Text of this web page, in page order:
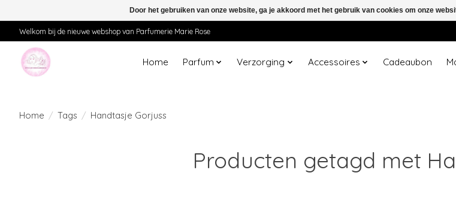
Welkom bij de nieuwe webshop van Parfumerie Marie Rose
Home Parfum Verzorging Accessoires Cadeaubon
Home / Tags / Handtasje Gorjuss
Producten getagd met
Door het gebruiken van onze website, ga je akkoord met het gebruik van cookies om onze